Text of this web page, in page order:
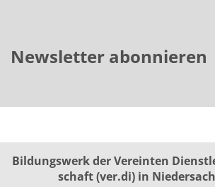
Newsletter abonnieren
Bildungswerk der Vereinten
schaft (ver.di) in